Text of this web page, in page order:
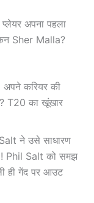
अपना पहला
Sher Malla?
करियर की
T20 का खूंखार
ने उसे साधारण
Phil Salt को समझ
ही गेंद पर आउट